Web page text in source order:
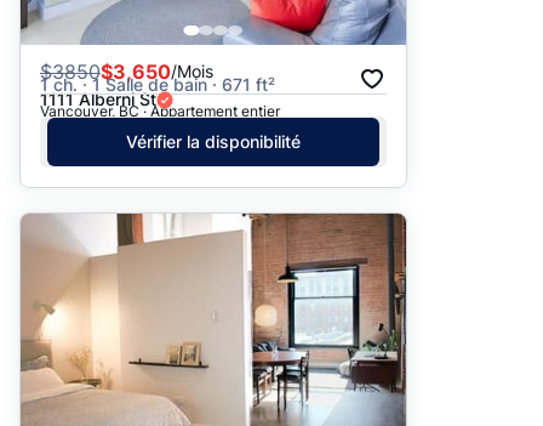
$3850$3,650/Mois
1 ch. · 1 Salle de bain · 671 ft²
1111 Alberni St
Vancouver, BC · Appartement entier
Vérifier la disponibilité